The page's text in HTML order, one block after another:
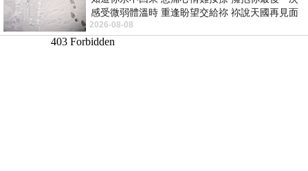
感受微弱體溫時 重逢盼望交給祢 祢說天國再見面
此刻忍淚說別離 他日靈魂再
2026-08-08